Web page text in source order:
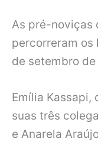
As pré-noviças
percorreram os
de setembro
Emília Kassapi,
suas três
e Anarela